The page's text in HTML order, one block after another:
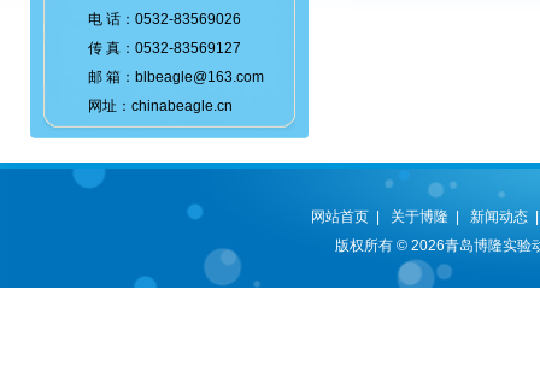
电 话：0532-83569026
传 真：0532-83569127
邮 箱：blbeagle@163.com
网址：chinabeagle.cn
网站首页 关于博隆 |新闻动态
版权所有 © 2026青岛博隆实验